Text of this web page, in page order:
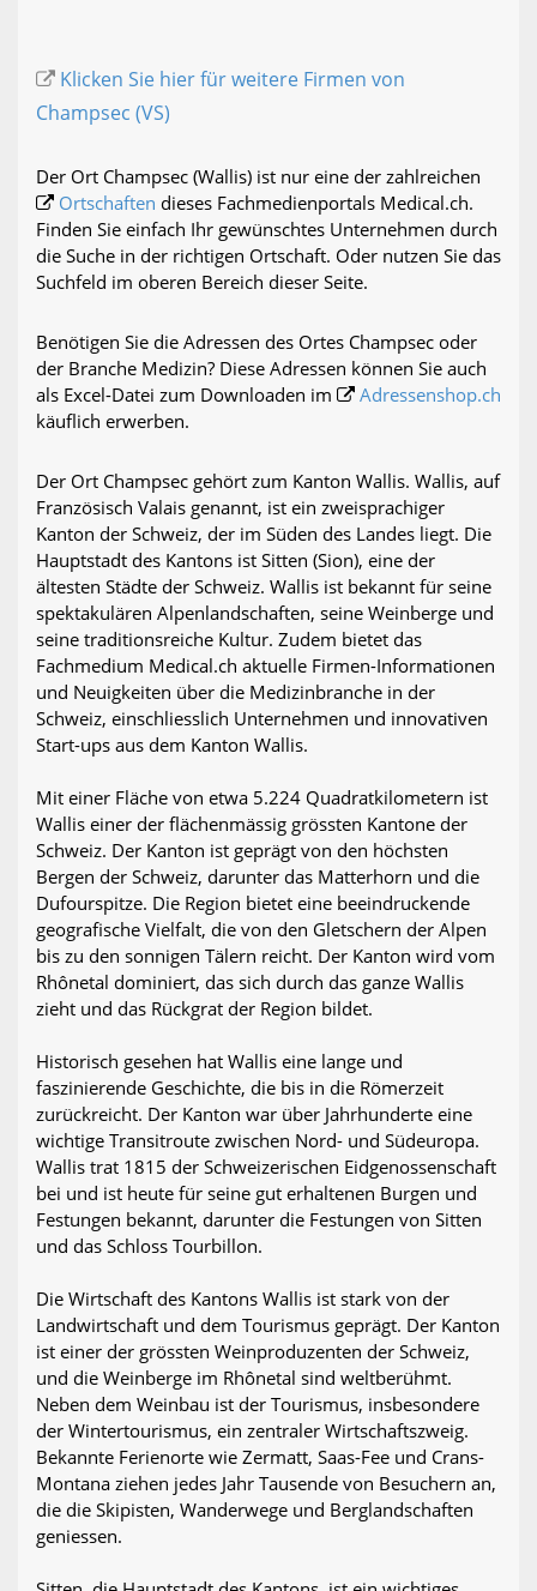
Klicken Sie hier für weitere Firmen von
Champsec (VS)
Der Ort Champsec (Wallis) ist nur eine der zahlreichen
Ortschaften dieses Fachmedienportals Medical.ch.
Finden Sie einfach Ihr gewünschtes Unternehmen durch
die Suche in der richtigen Ortschaft. Oder nutzen Sie das
Suchfeld im oberen Bereich dieser Seite.
Benötigen Sie die Adressen des Ortes Champsec oder
der Branche Medizin? Diese Adressen können Sie auch
als Excel-Datei zum Downloaden im
Adressenshop.ch
käuflich erwerben.
Der Ort Champsec gehört zum Kanton Wallis. Wallis, auf
Französisch Valais genannt, ist ein zweisprachiger
Kanton der Schweiz, der im Süden des Landes liegt. Die
Hauptstadt des Kantons ist Sitten (Sion), eine der
ältesten Städte der Schweiz. Wallis ist bekannt für seine
spektakulären Alpenlandschaften, seine Weinberge und
seine traditionsreiche Kultur. Zudem bietet das
Fachmedium Medical.ch aktuelle Firmen-Informationen
und Neuigkeiten über die Medizinbranche in der
Schweiz, einschliesslich Unternehmen und innovativen
Start-ups aus dem Kanton Wallis.
Mit einer Fläche von etwa 5.224 Quadratkilometern ist
Wallis einer der flächenmässig grössten Kantone der
Schweiz. Der Kanton ist geprägt von den höchsten
Bergen der Schweiz, darunter das Matterhorn und die
Dufourspitze. Die Region bietet eine beeindruckende
geografische Vielfalt, die von den Gletschern der Alpen
bis zu den sonnigen Tälern reicht. Der Kanton wird vom
Rhônetal dominiert, das sich durch das ganze Wallis
zieht und das Rückgrat der Region bildet.
Historisch gesehen hat Wallis eine lange und
faszinierende Geschichte, die bis in die Römerzeit
zurückreicht. Der Kanton war über Jahrhunderte eine
wichtige Transitroute zwischen Nord- und Südeuropa.
Wallis trat 1815 der Schweizerischen Eidgenossenschaft
bei und ist heute für seine gut erhaltenen Burgen und
Festungen bekannt, darunter die Festungen von Sitten
und das Schloss Tourbillon.
Die Wirtschaft des Kantons Wallis ist stark von der
Landwirtschaft und dem Tourismus geprägt. Der Kanton
ist einer der grössten Weinproduzenten der Schweiz,
und die Weinberge im Rhônetal sind weltberühmt.
Neben dem Weinbau ist der Tourismus, insbesondere
der Wintertourismus, ein zentraler Wirtschaftszweig.
Bekannte Ferienorte wie Zermatt, Saas-Fee und Crans-
Montana ziehen jedes Jahr Tausende von Besuchern an,
die die Skipisten, Wanderwege und Berglandschaften
geniessen.